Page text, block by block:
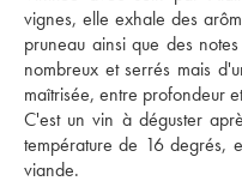
vignes, elle exhale des
pruneau ainsi que des
nombreux et serrés mais
maîtrisée, entre profondeur
C'est un vin à déguster
température de 16 degrés,
viande.